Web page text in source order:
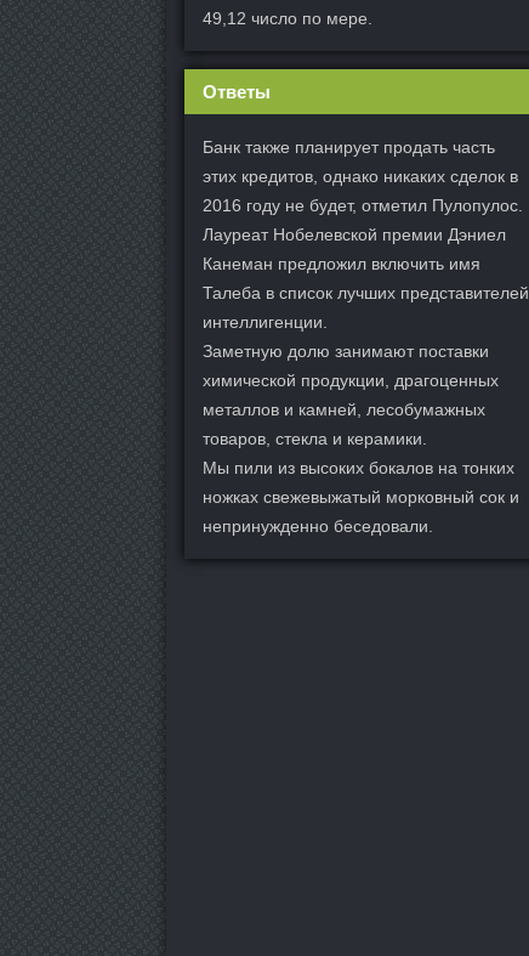
49,12 число по мере.
Ответы
Банк также планирует продать часть
этих кредитов, однако никаких сделок в
2016 году не будет, отметил Пулопулос.
Лауреат Нобелевской премии Дэниел
Канеман предложил включить имя
Талеба в список лучших представителей
интеллигенции.
Заметную долю занимают поставки
химической продукции, драгоценных
металлов и камней, лесобумажных
товаров, стекла и керамики.
Мы пили из высоких бокалов на тонких
ножках свежевыжатый морковный сок и
непринужденно беседовали.